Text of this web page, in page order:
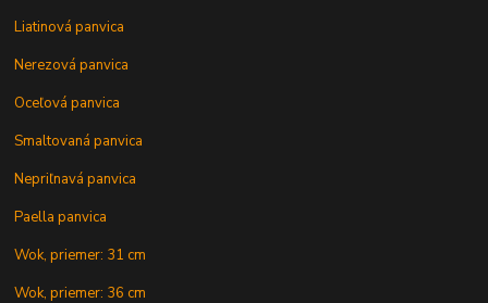
Liatinová panvica
Nerezová panvica
Oceľová panvica
Smaltovaná panvica
Nepriľnavá panvica
Paella panvica
Wok, priemer: 31 cm
Wok, priemer: 36 cm